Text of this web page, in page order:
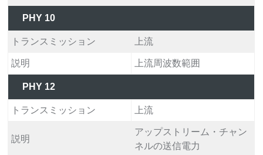
PHY 10
トランスミッション 上流
説明 上流周波数範囲
PHY 12
トランスミッション 上流
説明
アップストリーム・チャン
ネルの送信電力